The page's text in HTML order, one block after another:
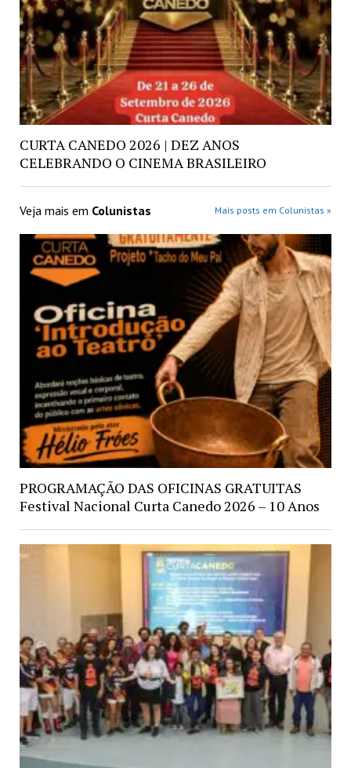
CURTA CANEDO 2026 | DEZ ANOS
CELEBRANDO O CINEMA BRASILEIRO
Veja mais em Colunistas Mais posts em Colunistas »
PROGRAMAÇÃO DAS OFICINAS GRATUITAS
Festival Nacional Curta Canedo 2026 – 10 Anos